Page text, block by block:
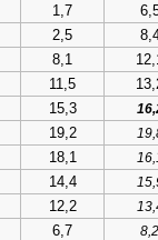
1,7
2,5
8,1
11,5
15,3
19,2
18,1
14,4
12,2
6,7
8,2